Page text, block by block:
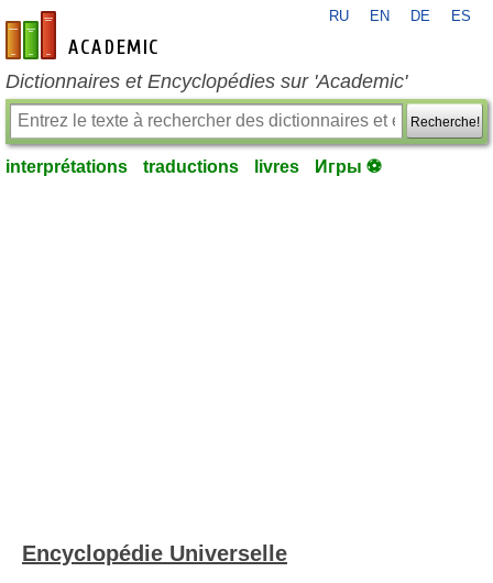
fr-academic.com
RU EN DE ES
Dictionnaires et Encyclopédies sur 'Academic'
Recherche!
interprétations traductions livres Игры ⚽
Encyclopédie Universelle